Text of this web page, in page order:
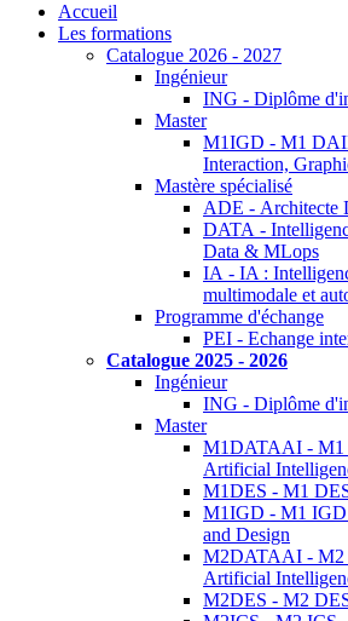
Accueil
Les formations
Catalogue 2026 - 2027
Ingénieur
ING - Diplôme
Master
M1IGD - M1
Interaction,
Mastère spécialisé
ADE - Architecte
DATA -
Data & MLops
IA - IA :
multimodale et
Programme d'échange
PEI - Echange
Catalogue 2025 - 2026
Ingénieur
ING - Diplôme
Master
M1DATAAI - M1
Artificial
M1DES - M1
M1IGD - M1 IGD
and Design
M2DATAAI - M2
Artificial
M2DES - M2